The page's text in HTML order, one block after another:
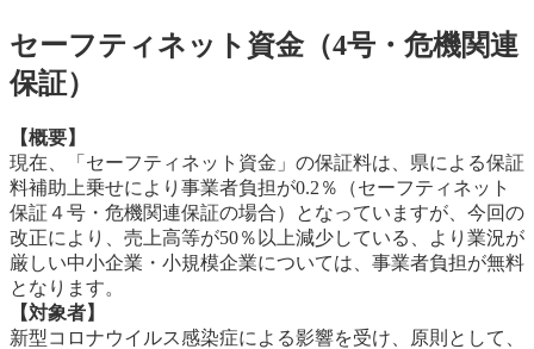
セーフティネット資金（4号・危機関連
保証）
【概要】
現在、「セーフティネット資金」の保証料は、県による保証
料補助上乗せにより事業者負担が0.2％（セーフティネット
保証４号・危機関連保証の場合）となっていますが、今回の
改正により、売上高等が50％以上減少している、より業況が
厳しい中小企業・小規模企業については、事業者負担が無料
となります。
【対象者】
新型コロナウイルス感染症による影響を受け、原則として、